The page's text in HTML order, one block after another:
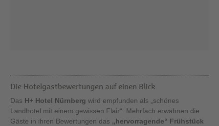
Die Hotelgastbewertungen auf einen Blick
Das H+ Hotel Nürnberg wird empfunden als „schönes
Landhotel mit einem gewissen Flair“. Mehrfach erwähnen die
Gäste in ihren Bewertungen das „hervorragende“ Frühstück